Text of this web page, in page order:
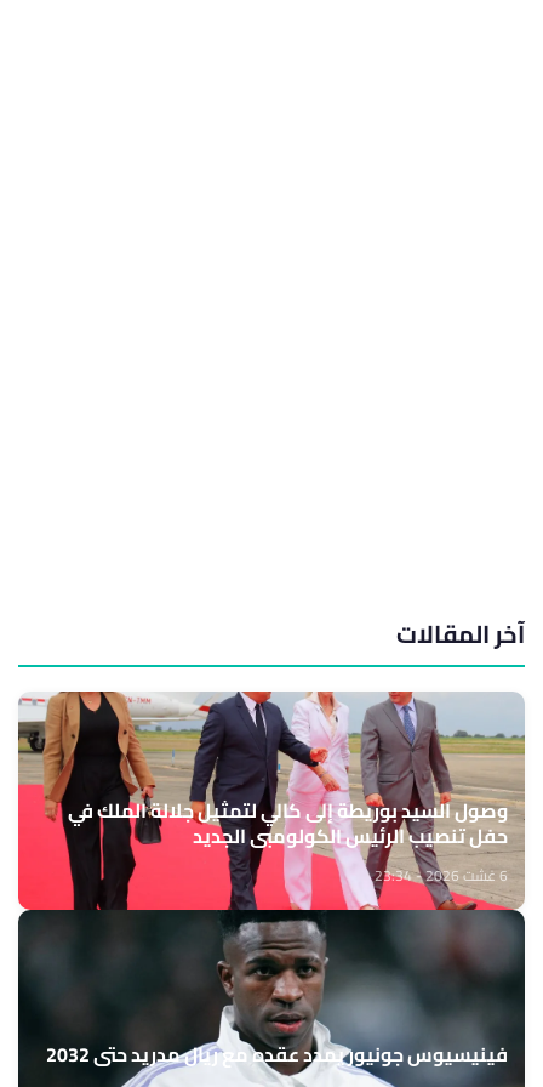
آخر المقالات
وصول السيد بوريطة إلى كالي لتمثيل جلالة الملك في
حفل تنصيب الرئيس الكولومبي الجديد
6 غشت 2026 - 23:34
فينيسيوس جونيور يمدد عقده مع ريال مدريد حتى 2032